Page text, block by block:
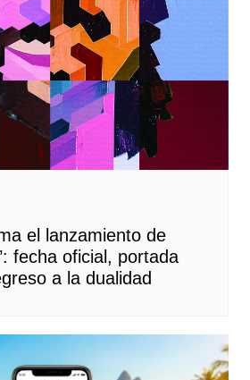
el lanzamiento de
fecha oficial, portada
a la dualidad